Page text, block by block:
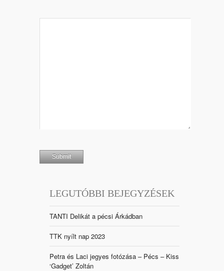
LEGUTÓBBI BEJEGYZÉSEK
TANTI Delikát a pécsi Árkádban
TTK nyílt nap 2023
Petra és Laci jegyes fotózása – Pécs – Kiss
‘Gadget’ Zoltán